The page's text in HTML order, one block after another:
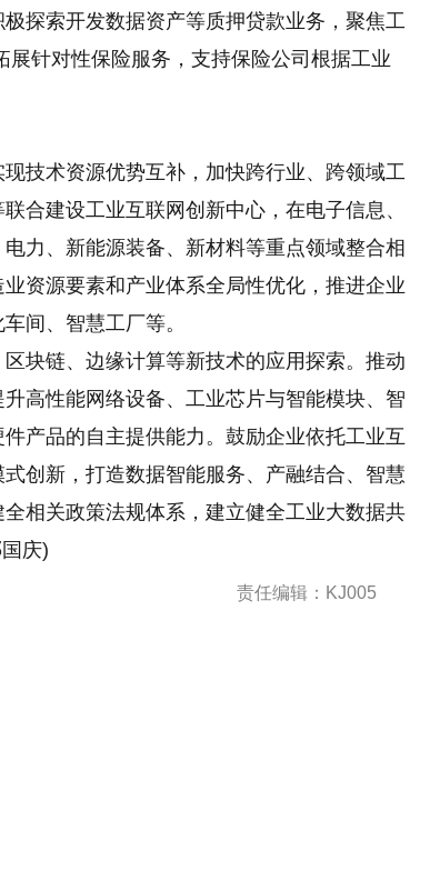
探索开发数据资产等质押贷款业务，聚焦工
针对性保险服务，支持保险公司根据工业
技术资源优势互补，加快跨行业、跨领域工
合建设工业互联网创新中心，在电子信息、
力、新能源装备、新材料等重点领域整合相
资源要素和产业体系全局性优化，推进企业
间、智慧工厂等。
块链、边缘计算等新技术的应用探索。推动
高性能网络设备、工业芯片与智能模块、智
产品的自主提供能力。鼓励企业依托工业互
创新，打造数据智能服务、产融结合、智慧
相关政策法规体系，建立健全工业大数据共
庆)
责任编辑：KJ005